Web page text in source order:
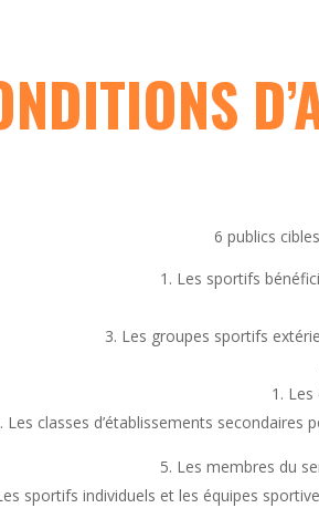
6 publics
Les sportifs
Les groupes sportifs
Les
Les classes d’établissements
Les membres du
sportifs individuels et les équipes